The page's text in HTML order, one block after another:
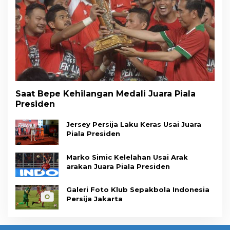
Saat Bepe Kehilangan Medali Juara Piala
Presiden
Jersey Persija Laku Keras Usai Juara
Piala Presiden
Marko Simic Kelelahan Usai Arak
arakan Juara Piala Presiden
Galeri Foto Klub Sepakbola Indonesia
Persija Jakarta